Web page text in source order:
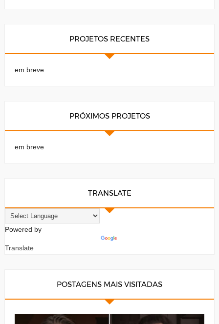
PROJETOS RECENTES
em breve
PRÓXIMOS PROJETOS
em breve
TRANSLATE
Powered by
Translate
POSTAGENS MAIS VISITADAS